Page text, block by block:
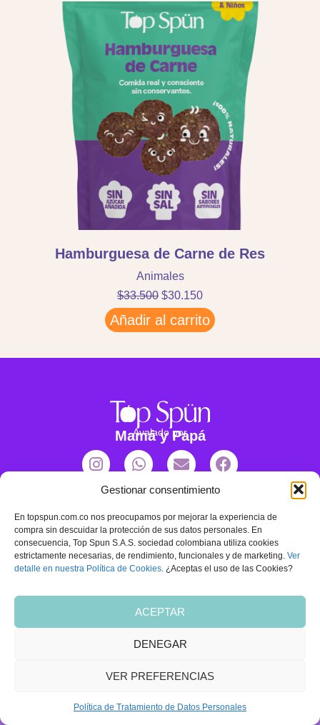
Gestionar consentimiento
En topspun.com.co nos preocupamos por mejorar la experiencia de
compra sin descuidar la protección de sus datos personales. En
consecuencia, Top Spun S.A.S. sociedad colombiana utiliza cookies
estrictamente necesarias, de rendimiento, funcionales y de marketing. Ver
detalle en nuestra Política de Cookies. ¿Aceptas el uso de las Cookies?
ACEPTAR
DENEGAR
VER PREFERENCIAS
Política de Tratamiento de Datos Personales
Hamburguesa de Carne de Res
Animales
$33.500 $30.150
Añadir al carrito
Avalado por
Mamá y Papá
Proteínas
Acompañamientos
Sobre nosotros
Preguntas Frecuentes
Política de Privacidad
Contáctanos
|| Developed by MatchDigital